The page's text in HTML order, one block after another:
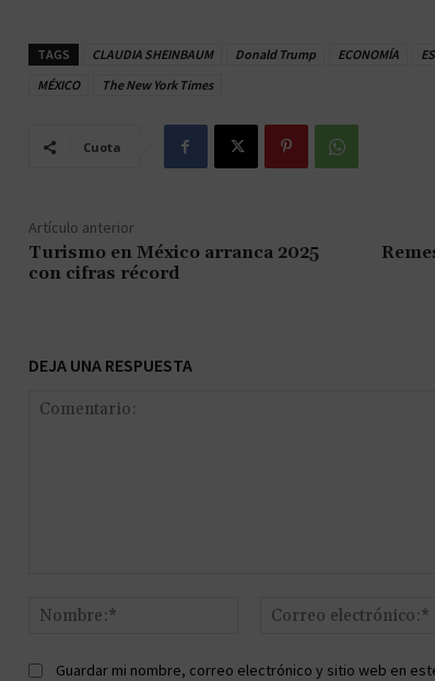
TAGS CLAUDIA SHEINBAUM Donald Trump ECONOMÍA
MÉXICO
The New York Times
Cuota
Artículo anterior
Turismo en México arranca 2025
con cifras récord
DEJA UNA RESPUESTA
Nombre:*
Guardar mi nombre, correo electrónico y sitio web en